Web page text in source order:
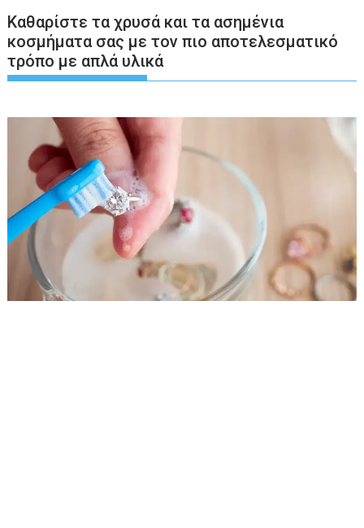
Καθαρίστε τα χρυσά και τα ασημένια
κοσμήματα σας με τον πιο αποτελεσματικό
τρόπο με απλά υλικά